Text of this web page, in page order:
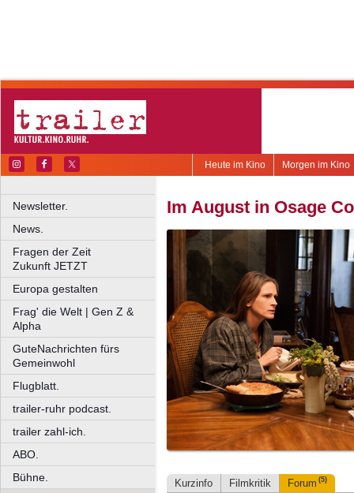
Morgen im Kino
Heute im Kino
Newsletter.
News.
Fragen der Zeit
Zukunft JETZT
Europa gestalten
Frag' die Welt | Gen Z &
Alpha
GuteNachrichten fürs
Gemeinwohl
Flugblatt.
trailer-ruhr podcast.
trailer zahl-ich.
ABO.
Bühne.
Im August in Osage
Kurzinfo Filmkritik Forum (5)